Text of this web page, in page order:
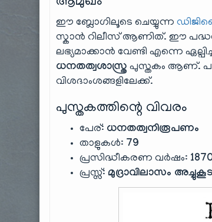
ഈ ബ്ലോഗിലൂടെ ചെയ്യുന്ന
സ്കാൻ റിലീസ് ആണിത്. ഈ
ലഭ്യമാക്കാൻ വേണ്ടി എന്നെ
ധനതത്വശാസ്ത്ര പുസ്തകം ആണ്.
വിശദാംശങ്ങളിലേക്ക്.
പുസ്തകത്തിന്റെ വിവരം
പേര്: ധനതത്വനിരൂപണം
താളുകൾ: 79
പ്രസിദ്ധീകരണ വർഷം:
പ്രസ്സ്: മുദ്രാവിലാസം